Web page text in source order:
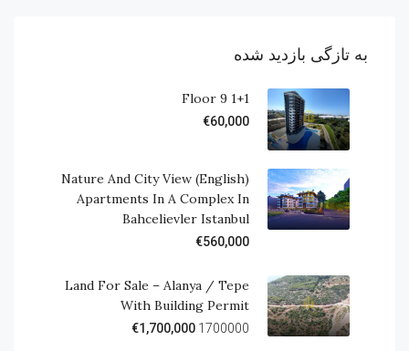
به تازگی بازدید شده
1+1 Floor 9
€60,000
(English) Nature And City View
Apartments In A Complex In
Bahcelievler Istanbul
€560,000
Land For Sale – Alanya / Tepe
With Building Permit
1700000
€1,700,000